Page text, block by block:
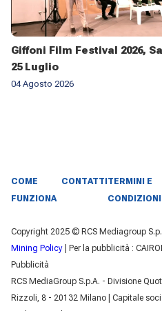
Giffoni Film Festival 2026,
25 Luglio
04 Agosto 2026
COME
FUNZIONA
CONTATTI TERMINI E
CONDIZIONI
Copyright 2025 © RCS Mediagroup
Mining Policy | Per la pubblicità :
Pubblicità
RCS MediaGroup S.p.A. - Divisione
Rizzoli, 8 - 20132 Milano | Capitale